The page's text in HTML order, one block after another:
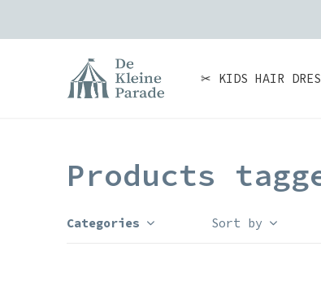
✂ KIDS HAIR
Products
Categories Sort by